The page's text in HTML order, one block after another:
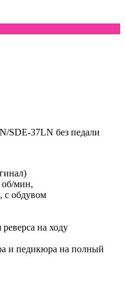
SDE-37LN без педали
об/мин,
с обдувом
на ходу
и педикюра на полный